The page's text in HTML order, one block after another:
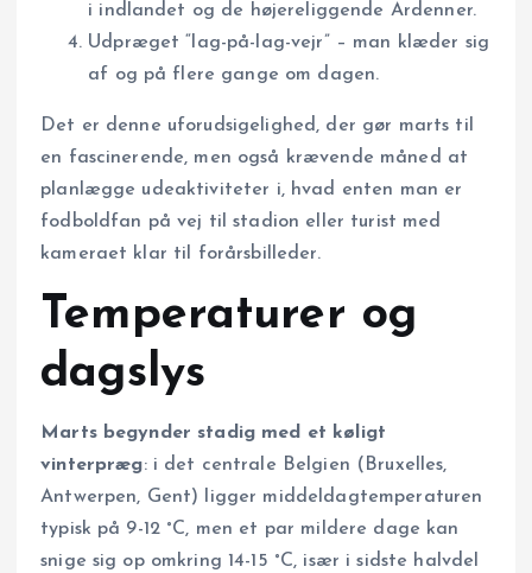
i indlandet og de højereliggende Ardenner.
Udpræget “lag-på-lag-vejr” – man klæder sig
af og på flere gange om dagen.
Det er denne uforudsigelighed, der gør marts til
en fascinerende, men også krævende måned at
planlægge udeaktiviteter i, hvad enten man er
fodboldfan på vej til stadion eller turist med
kameraet klar til forårsbilleder.
Temperaturer og
dagslys
Marts begynder stadig med et køligt
vinterpræg: i det centrale Belgien (Bruxelles,
Antwerpen, Gent) ligger middeldagtemperaturen
typisk på 9-12 °C, men et par mildere dage kan
snige sig op omkring 14-15 °C, især i sidste halvdel